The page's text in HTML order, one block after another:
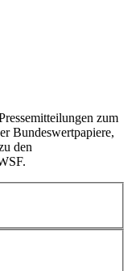
zum
Bundeswertpapiere,
den